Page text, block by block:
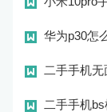
华为p30怎
二手手机
二手手机